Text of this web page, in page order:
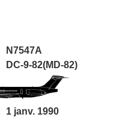
N7547A
DC-9-82(MD-82)
1 janv. 1990